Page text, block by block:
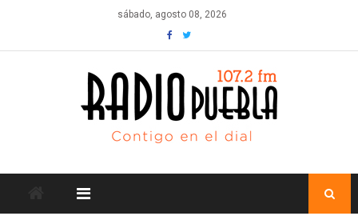
content
sábado, agosto 08, 2026